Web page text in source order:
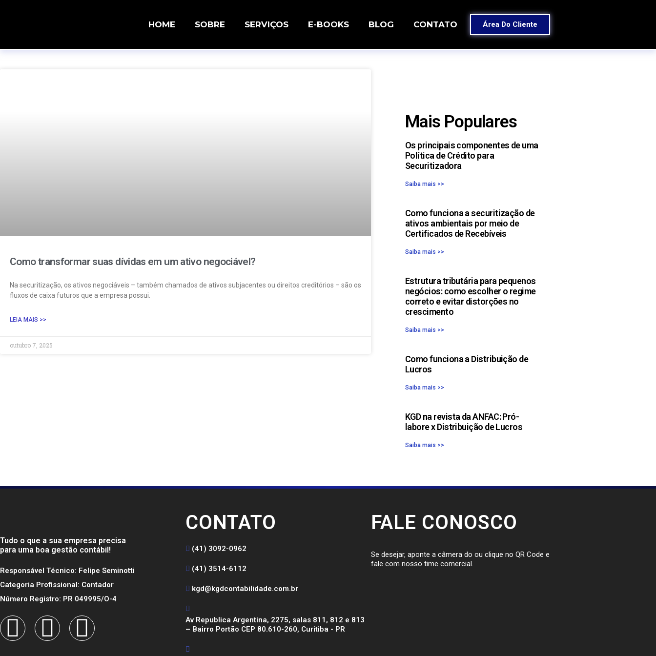
HOME SOBRE SERVIÇOS E-BOOKS BLOG CONTATO Área Do Cliente
Como transformar suas dívidas em um ativo negociável?
Na securitização, os ativos negociáveis – também chamados de ativos subjacentes ou direitos creditórios – são os
fluxos de caixa futuros que a empresa possui.
LEIA MAIS >>
outubro 7, 2025
Mais Populares
Os principais componentes de uma
Política de Crédito para
Securitizadora
Saiba mais >>
Como funciona a securitização de
ativos ambientais por meio de
Certificados de Recebíveis
Saiba mais >>
Estrutura tributária para pequenos
negócios: como escolher o regime
correto e evitar distorções no
crescimento
Saiba mais >>
Como funciona a Distribuição de
Lucros
Saiba mais >>
KGD na revista da ANFAC: Pró-
labore x Distribuição de Lucros
Saiba mais >>
Tudo o que a sua empresa precisa
para uma boa gestão contábil!
Responsável Técnico: Felipe Seminotti
Categoria Profissional: Contador
Número Registro: PR 049995/O-4
CONTATO
(41) 3092-0962
(41) 3514-6112
kgd@kgdcontabilidade.com.br
Av Republica Argentina, 2275, salas 811, 812 e 813
– Bairro Portão CEP 80.610-260, Curitiba - PR
FALE CONOSCO
Se desejar, aponte a câmera do ou clique no QR Code e
fale com nosso time comercial.